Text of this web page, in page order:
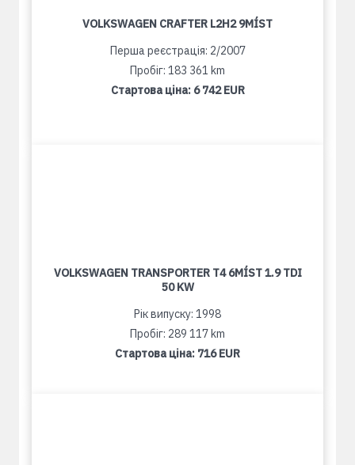
VOLKSWAGEN CRAFTER L2H2 9MÍST
Перша реєстрація: 2/2007
Пробіг: 183 361 km
Стартова ціна: 6 742 EUR
VOLKSWAGEN TRANSPORTER T4 6MÍST 1.9 TDI
50 KW
Рік випуску: 1998
Пробіг: 289 117 km
Стартова ціна: 716 EUR